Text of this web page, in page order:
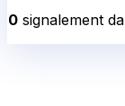
0 signalement